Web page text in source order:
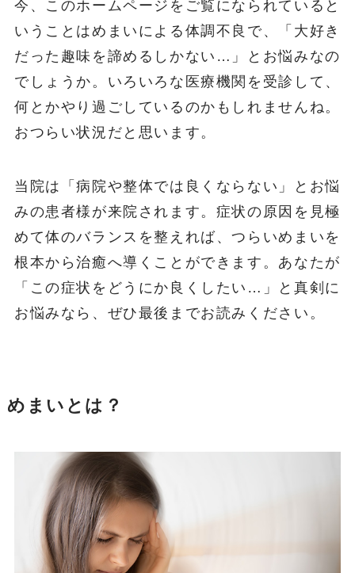
今、このホームページをご覧になられていると
いうことはめまいによる体調不良で、「大好き
だった趣味を諦めるしかない…」とお悩みなの
でしょうか。いろいろな医療機関を受診して、
何とかやり過ごしているのかもしれませんね。
おつらい状況だと思います。
当院は「病院や整体では良くならない」とお悩
みの患者様が来院されます。症状の原因を見極
めて体のバランスを整えれば、つらいめまいを
根本から治癒へ導くことができます。あなたが
「この症状をどうにか良くしたい…」と真剣に
お悩みなら、ぜひ最後までお読みください。
めまいとは？